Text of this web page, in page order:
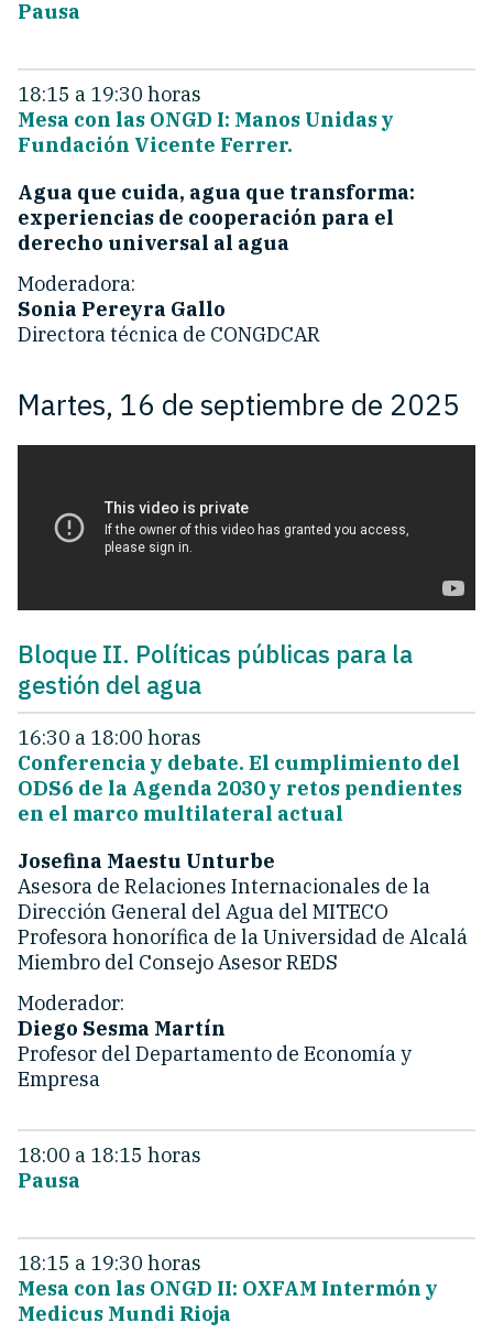
Pausa
18:15 a 19:30 horas
Mesa con las ONGD I: Manos Unidas y
Fundación Vicente Ferrer.
Agua que cuida, agua que transforma:
experiencias de cooperación para el
derecho universal al agua
Moderadora:
Sonia Pereyra Gallo
Directora técnica de CONGDCAR
Martes, 16 de septiembre de 2025
Bloque II. Políticas públicas para la
gestión del agua
16:30 a 18:00 horas
Conferencia y debate. El cumplimiento del
ODS6 de la Agenda 2030 y retos pendientes
en el marco multilateral actual
Josefina Maestu Unturbe
Asesora de Relaciones Internacionales de la
Dirección General del Agua del MITECO
Profesora honorífica de la Universidad de Alcalá
Miembro del Consejo Asesor REDS
Moderador:
Diego Sesma Martín
Profesor del Departamento de Economía y
Empresa
18:00 a 18:15 horas
Pausa
18:15 a 19:30 horas
Mesa con las ONGD II: OXFAM Intermón y
Medicus Mundi Rioja